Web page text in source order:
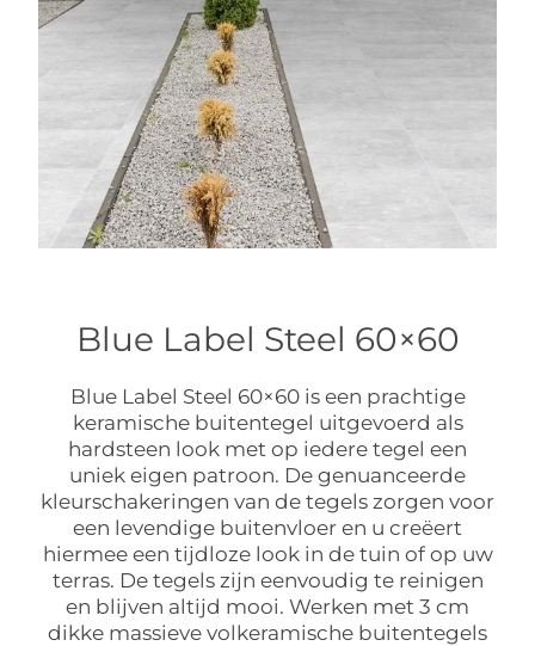
Blue Label Steel 60×60
Blue Label Steel 60×60 is een prachtige
keramische buitentegel uitgevoerd als
hardsteen look met op iedere tegel een
uniek eigen patroon. De genuanceerde
kleurschakeringen van de tegels zorgen voor
een levendige buitenvloer en u creëert
hiermee een tijdloze look in de tuin of op uw
terras. De tegels zijn eenvoudig te reinigen
en blijven altijd mooi. Werken met 3 cm
dikke massieve volkeramische buitentegels